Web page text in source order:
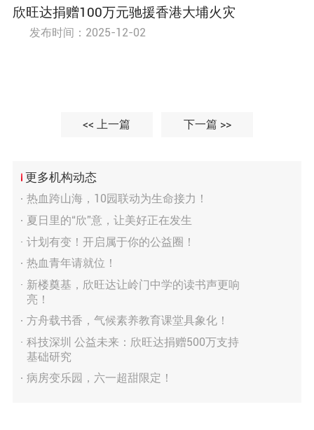
欣旺达捐赠100万元驰援香港大埔火灾
发布时间：2025-12-02
<< 上一篇 下一篇 >>
更多机构动态
热血跨山海，10园联动为生命接力！
夏日里的“欣”意，让美好正在发生
计划有变！开启属于你的公益圈！
热血青年请就位！
新楼奠基，欣旺达让岭门中学的读书声更响
亮！
方舟载书香，气候素养教育课堂具象化！
科技深圳 公益未来：欣旺达捐赠500万支持
基础研究
病房变乐园，六一超甜限定！